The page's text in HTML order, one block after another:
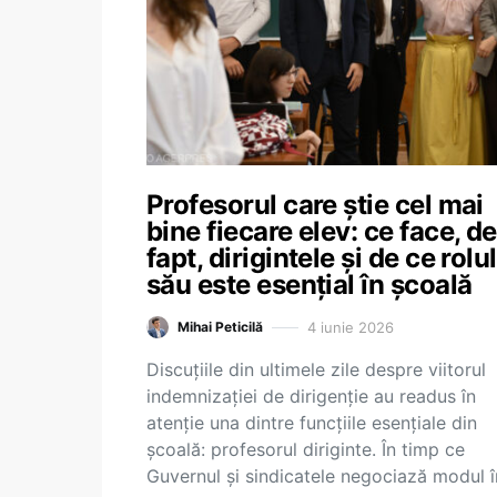
Profesorul care știe cel mai
bine fiecare elev: ce face, de
fapt, dirigintele și de ce rolul
său este esențial în școală
Mihai Peticilă 4 iunie 2026
Discuțiile din ultimele zile despre viitorul
indemnizației de dirigenție au readus în
atenție una dintre funcțiile esențiale din
școală: profesorul diriginte. În timp ce
Guvernul și sindicatele negociază modul